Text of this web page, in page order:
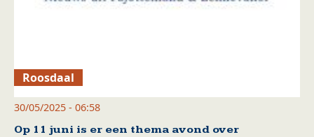
Roosdaal
30/05/2025 - 06:58
Op 11 juni is er een thema avond over